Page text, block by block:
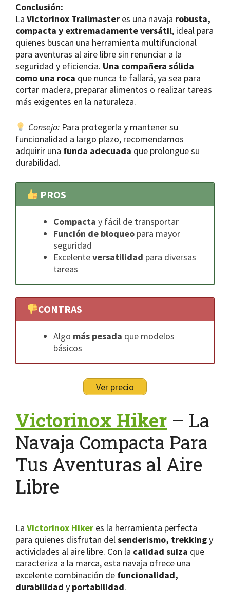
Conclusión:
La Victorinox Trailmaster es una navaja robusta,
compacta y extremadamente versátil, ideal para
quienes buscan una herramienta multifuncional
para aventuras al aire libre sin renunciar a la
seguridad y eficiencia. Una compañera sólida
como una roca que nunca te fallará, ya sea para
cortar madera, preparar alimentos o realizar tareas
más exigentes en la naturaleza.
Consejo:Para protegerla y mantener su
funcionalidad a largo plazo, recomendamos
adquirir una funda adecuada que prolongue su
durabilidad.
PROS
Compacta y fácil de transportar
Función de bloqueo para mayor
seguridad
Excelenteversatilidad para diversas
tareas
CONTRAS
Algo más pesada que modelos
básicos
Ver precio
Victorinox Hiker – La
Navaja Compacta Para
Tus Aventuras al Aire
Libre
La Victorinox Hiker es la herramienta perfecta
para quienes disfrutan delsenderismo, trekkingy
actividades al aire libre. Con la calidad suiza que
caracteriza a la marca, esta navaja ofrece una
excelente combinación de funcionalidad,
durabilidad y portabilidad.